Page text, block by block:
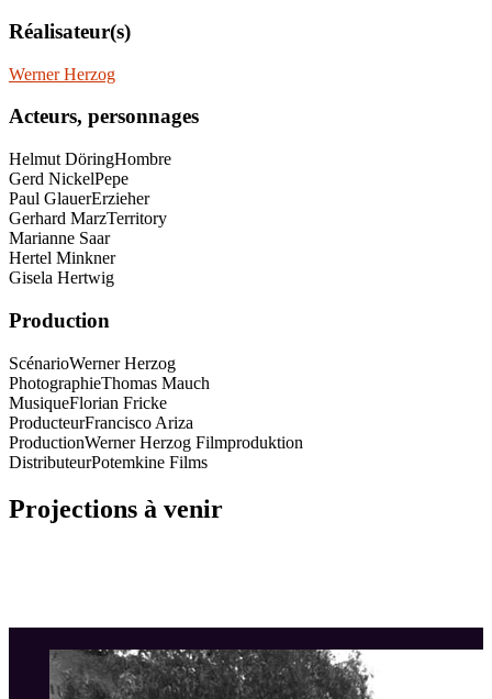
Réalisateur(s)
Werner Herzog
Acteurs, personnages
Helmut DöringHombre
Gerd NickelPepe
Paul GlauerErzieher
Gerhard MarzTerritory
Marianne Saar
Hertel Minkner
Gisela Hertwig
Production
ScénarioWerner Herzog
PhotographieThomas Mauch
MusiqueFlorian Fricke
ProducteurFrancisco Ariza
ProductionWerner Herzog Filmproduktion
DistributeurPotemkine Films
Projections à venir